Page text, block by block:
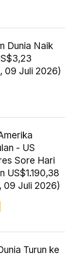
Dunia Naik
09 Juli 2026)
- US
Sore Hari
US$1.190,38
09 Juli 2026)
Turun ke